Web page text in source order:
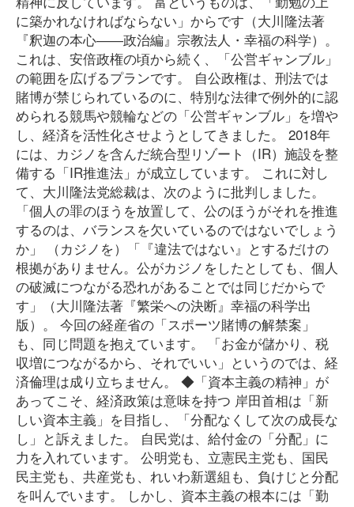
に築かれなければならない」からです（大川隆法著
『釈迦の本心――政治編』宗教法人・幸福の科学）。
これは、安倍政権の頃から続く、「公営ギャンブル」
の範囲を広げるプランです。 自公政権は、刑法では
賭博が禁じられているのに、特別な法律で例外的に認
められる競馬や競輪などの「公営ギャンブル」を増や
し、経済を活性化させようとしてきました。 2018年
には、カジノを含んだ統合型リゾート（IR）施設を整
備する「IR推進法」が成立しています。 これに対し
て、大川隆法党総裁は、次のように批判しました。
「個人の罪のほうを放置して、公のほうがそれを推進
するのは、バランスを欠いているのではないでしょう
か」 （カジノを）「『違法ではない』とするだけの
根拠がありません。公がカジノをしたとしても、個人
の破滅につながる恐れがあることでは同じだからで
す」（大川隆法著『繁栄への決断』幸福の科学出
版）。 今回の経産省の「スポーツ賭博の解禁案」
も、同じ問題を抱えています。 「お金が儲かり、税
収増につながるから、それでいい」というのでは、経
済倫理は成り立ちません。 ◆「資本主義の精神」が
あってこそ、経済政策は意味を持つ 岸田首相は「新
しい資本主義」を目指し、「分配なくして次の成長な
し」と訴えました。 自民党は、給付金の「分配」に
力を入れています。 公明党も、立憲民主党も、国民
民主党も、共産党も、れいわ新選組も、負けじと分配
を叫んでいます。 しかし、資本主義の根本には「勤